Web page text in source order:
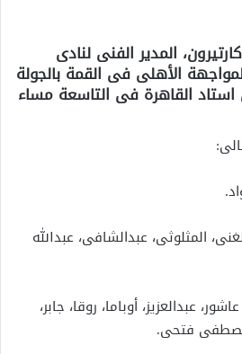
المدير الفنى لنادى
الأهلى فى القمة بالجولة
استاد القاهرة فى التاسعة مساء
المثلوثى، عبدالشافى، عبدالله
عبدالعزيز، أوباما، روقا، جابر،
مصطفى فتحى.